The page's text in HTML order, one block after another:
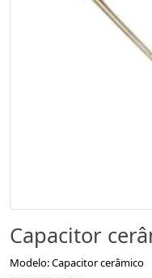
Capacitor
Modelo: Capacitor cerâmico